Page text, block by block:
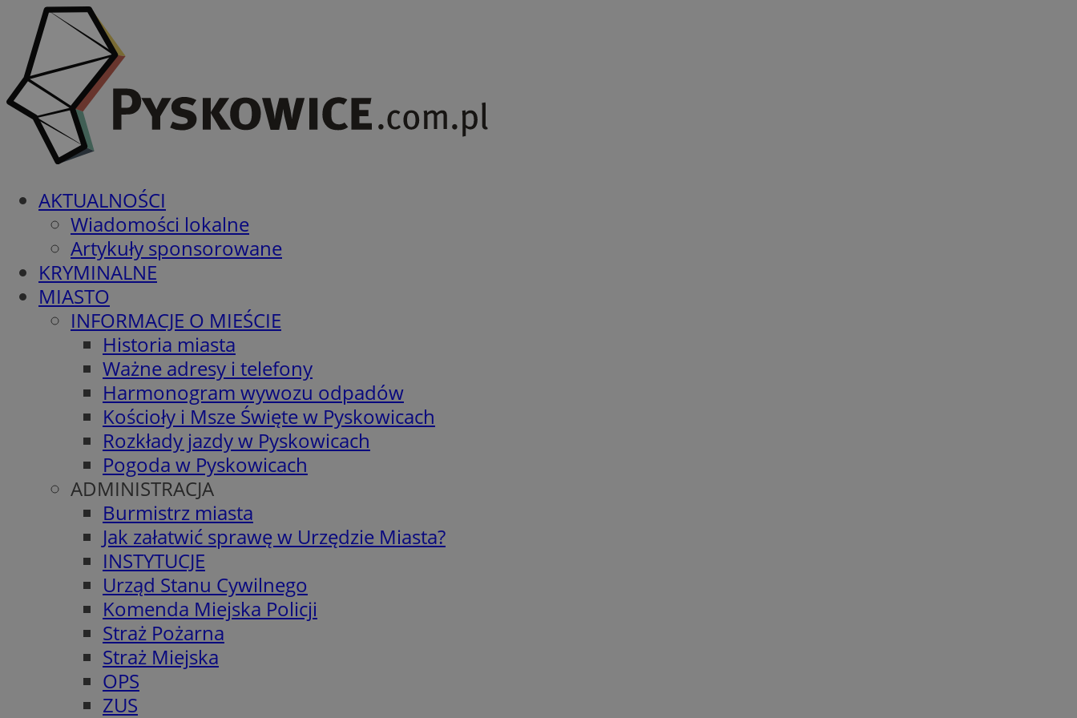
AKTUALNOŚCI
Wiadomości lokalne
Artykuły sponsorowane
KRYMINALNE
MIASTO
INFORMACJE O MIEŚCIE
Historia miasta
Ważne adresy i telefony
Harmonogram wywozu odpadów
Kościoły i Msze Święte w Pyskowicach
Rozkłady jazdy w Pyskowicach
Pogoda w Pyskowicach
ADMINISTRACJA
Burmistrz miasta
Jak załatwić sprawę w Urzędzie Miasta?
INSTYTUCJE
Urząd Stanu Cywilnego
Komenda Miejska Policji
Straż Pożarna
Straż Miejska
OPS
ZUS